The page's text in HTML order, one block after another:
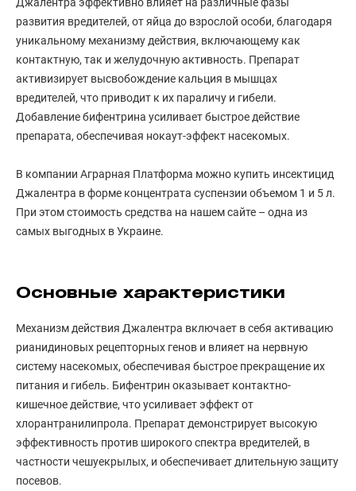
развития вредителей, от яйца до взрослой особи, благодаря
уникальному механизму действия, включающему как
контактную, так и желудочную активность. Препарат
активизирует высвобождение кальция в мышцах
вредителей, что приводит к их параличу и гибели.
Добавление бифентрина усиливает быстрое действие
препарата, обеспечивая нокаут-эффект насекомых.
В компании Аграрная Платформа можно купить инсектицид
Джалентра в форме концентрата суспензии объемом 1 и 5 л.
При этом стоимость средства на нашем сайте – одна из
самых выгодных в Украине.
Основные характеристики
Механизм действия Джалентра включает в себя активацию
рианидиновых рецепторных генов и влияет на нервную
систему насекомых, обеспечивая быстрое прекращение их
питания и гибель. Бифентрин оказывает контактно-
кишечное действие, что усиливает эффект от
хлорантранилипрола. Препарат демонстрирует высокую
эффективность против широкого спектра вредителей, в
частности чешуекрылых, и обеспечивает длительную защиту
посевов.